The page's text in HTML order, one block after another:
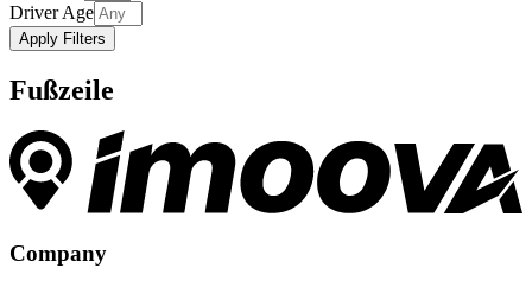
Driver Age
Apply Filters
Fußzeile
Company